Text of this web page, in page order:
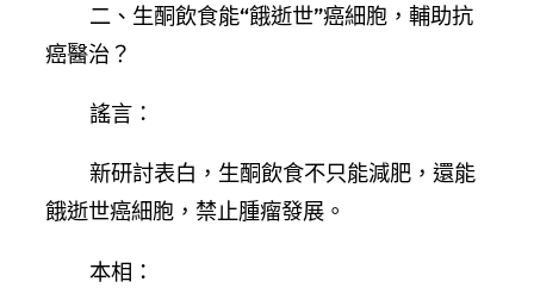
二、生酮飲食能“餓逝世”癌細胞，輔助抗
癌醫治？
謠言：
新研討表白，生酮飲食不只能減肥，還能
餓逝世癌細胞，禁止腫瘤發展。
本相：